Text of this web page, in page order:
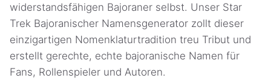
widerstandsfähigen Bajoraner selbst. Unser Star
Trek Bajoranischer Namensgenerator zollt dieser
einzigartigen Nomenklaturtradition treu Tribut und
erstellt gerechte, echte bajoranische Namen für
Fans, Rollenspieler und Autoren.